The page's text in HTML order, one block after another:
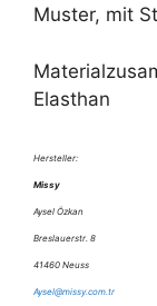
Muster, mit
Elasthan
Hersteller:
Missy
Aysel Özkan
Breslauerstr. 8
41460 Neuss
Aysel@missy.com.tr